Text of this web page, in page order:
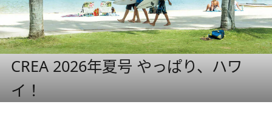
CREA 2026年夏号 やっぱり、ハワ
イ！